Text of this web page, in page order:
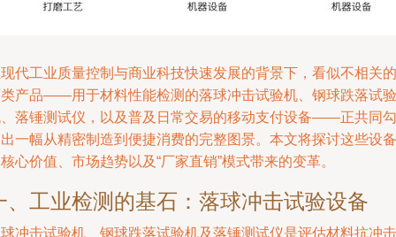
代工业质量控制与商业科技快速发展的背景下，看似不相关的
产品——用于材料性能检测的落球冲击试验机、钢球跌落试验
落锤测试仪，以及普及日常交易的移动支付设备——正共同勾
一幅从精密制造到便捷消费的完整图景。本文将探讨这些设备
心价值、市场趋势以及“厂家直销”模式带来的变革。
、工业检测的基石：落球冲击试验设备
冲击试验机、钢球跌落试验机及落锤测试仪是评估材料抗冲击